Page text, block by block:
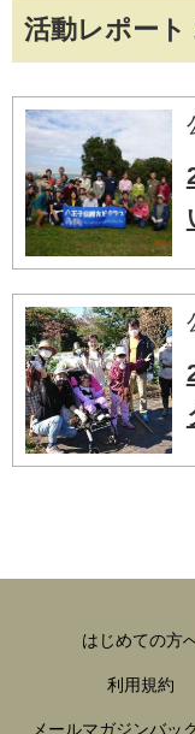
活動レポート
はじめての方
利用規約
メールマガジンバッ